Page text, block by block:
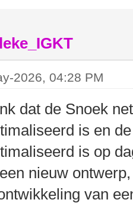
2026, 04:28 PM
dat de Snoek
is en
is op
nieuw
van